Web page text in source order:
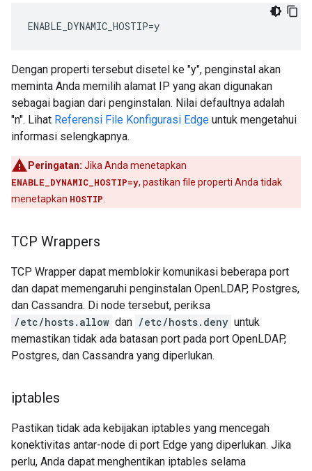
ENABLE_DYNAMIC_HOSTIP=y
Dengan properti tersebut disetel ke "y", penginstal akan
meminta Anda memilih alamat IP yang akan digunakan
sebagai bagian dari penginstalan. Nilai defaultnya adalah
"n". Lihat Referensi File Konfigurasi Edge untuk mengetahui
informasi selengkapnya.
Peringatan: Jika Anda menetapkan
ENABLE_DYNAMIC_HOSTIP=y, pastikan file properti Anda tidak
menetapkan HOSTIP
TCP Wrappers
TCP Wrapper dapat memblokir komunikasi beberapa port
dan dapat memengaruhi penginstalan OpenLDAP, Postgres,
dan Cassandra. Di node tersebut, periksa
/etc/hosts.allow dan /etc/hosts.deny untuk
memastikan tidak ada batasan port pada port OpenLDAP,
Postgres, dan Cassandra yang diperlukan.
iptables
Pastikan tidak ada kebijakan iptables yang mencegah
konektivitas antar-node di port Edge yang diperlukan. Jika
perlu, Anda dapat menghentikan iptables selama